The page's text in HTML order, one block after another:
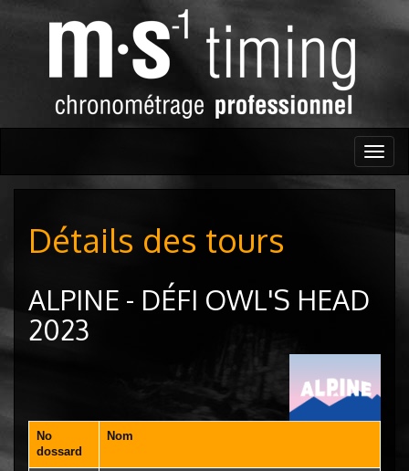
Détails des tours
ALPINE - DÉFI OWL'S HEAD
2023
No
dossard
Nom